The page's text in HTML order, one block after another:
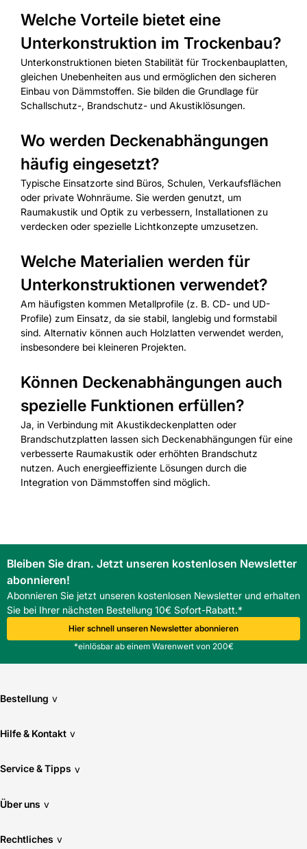
Welche Vorteile bietet eine
Unterkonstruktion im Trockenbau?
Unterkonstruktionen bieten Stabilität für Trockenbauplatten,
gleichen Unebenheiten aus und ermöglichen den sicheren
Einbau von Dämmstoffen. Sie bilden die Grundlage für
Schallschutz-, Brandschutz- und Akustiklösungen.
Wo werden Deckenabhängungen
häufig eingesetzt?
Typische Einsatzorte sind Büros, Schulen, Verkaufsflächen
oder private Wohnräume. Sie werden genutzt, um
Raumakustik und Optik zu verbessern, Installationen zu
verdecken oder spezielle Lichtkonzepte umzusetzen.
Welche Materialien werden für
Unterkonstruktionen verwendet?
Am häufigsten kommen Metallprofile (z. B. CD- und UD-
Profile) zum Einsatz, da sie stabil, langlebig und formstabil
sind. Alternativ können auch Holzlatten verwendet werden,
insbesondere bei kleineren Projekten.
Können Deckenabhängungen auch
spezielle Funktionen erfüllen?
Ja, in Verbindung mit Akustikdeckenplatten oder
Brandschutzplatten lassen sich Deckenabhängungen für eine
verbesserte Raumakustik oder erhöhten Brandschutz
nutzen. Auch energieeffiziente Lösungen durch die
Integration von Dämmstoffen sind möglich.
Bleiben Sie dran. Jetzt unseren kostenlosen Newsletter
abonnieren!
Abonnieren Sie jetzt unseren kostenlosen Newsletter und erhalten
Sie bei Ihrer nächsten Bestellung 10€ Sofort-Rabatt.*
Hier schnell unseren Newsletter abonnieren
*einlösbar ab einem Warenwert von 200€
Bestellung v
Hilfe & Kontakt v
Service & Tipps v
Über uns v
Rechtliches v